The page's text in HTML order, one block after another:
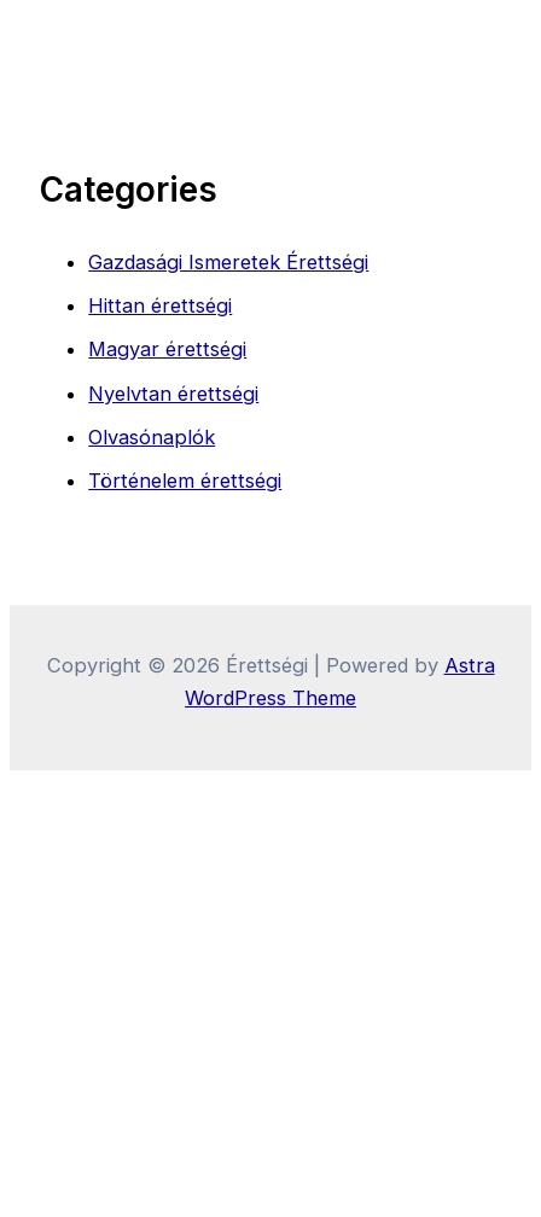
Categories
Gazdasági Ismeretek Érettségi
Hittan érettségi
Magyar érettségi
Nyelvtan érettségi
Olvasónaplók
Történelem érettségi
Copyright © 2026 Érettségi | Powered by Astra
WordPress Theme